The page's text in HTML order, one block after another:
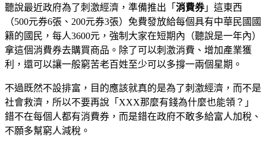
聽說最近政府為了刺激經濟，準備推出「 消費券」這東西
（500元券6張、200元券3張）免費發放給每個具有中華民國國
籍的國民，每人3600元，強制大家在短期內（聽說是一年內）
拿這個消費券去購買商品。除了可以刺激消費、增加產業獲
利，還可以讓一般窮苦老百姓至少可以多撐一兩個星期。
不過既然不設排富，目的應該就真的是為了刺激經濟，而不是
社會救濟，所以不要再說「XXX那麼有錢為什麼也能領？」
錯不在每個人都有消費券，而是錯在政府不敢多給富人加稅、
不願多幫窮人減稅。